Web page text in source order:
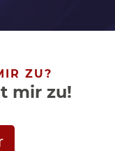
ZU?
mir zu!